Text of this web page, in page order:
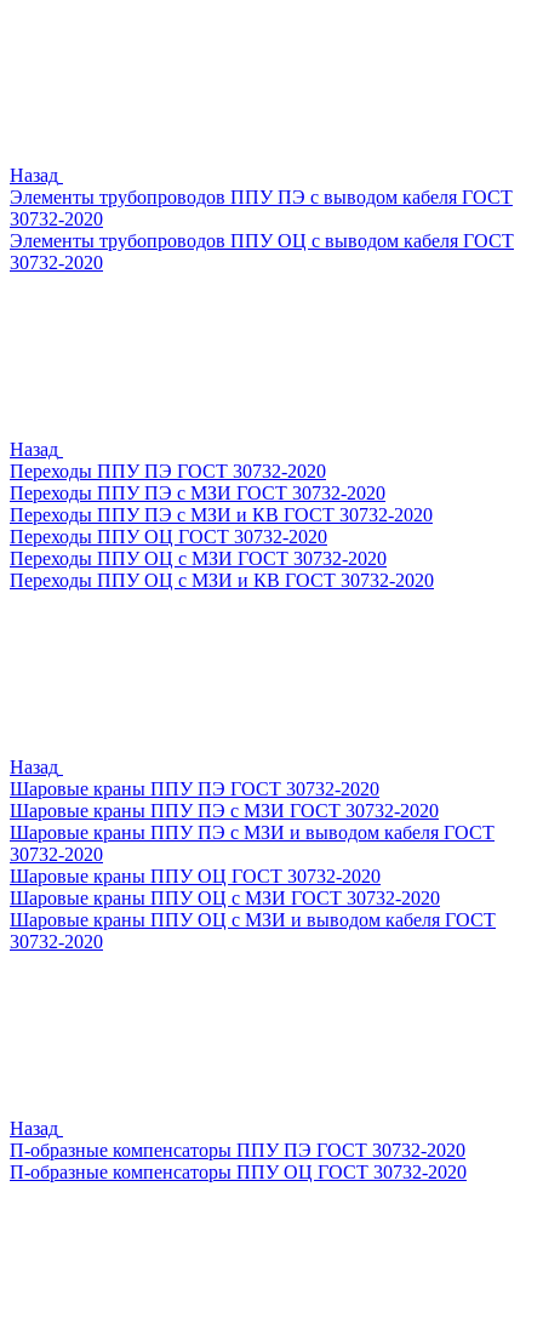
Назад
Элементы трубопроводов ППУ ПЭ с выводом кабеля ГОСТ
30732-2020
Элементы трубопроводов ППУ ОЦ с выводом кабеля ГОСТ
30732-2020
Назад
Переходы ППУ ПЭ ГОСТ 30732-2020
Переходы ППУ ПЭ с МЗИ ГОСТ 30732-2020
Переходы ППУ ПЭ с МЗИ и КВ ГОСТ 30732-2020
Переходы ППУ ОЦ ГОСТ 30732-2020
Переходы ППУ ОЦ с МЗИ ГОСТ 30732-2020
Переходы ППУ ОЦ с МЗИ и КВ ГОСТ 30732-2020
Назад
Шаровые краны ППУ ПЭ ГОСТ 30732-2020
Шаровые краны ППУ ПЭ с МЗИ ГОСТ 30732-2020
Шаровые краны ППУ ПЭ с МЗИ и выводом кабеля ГОСТ
30732-2020
Шаровые краны ППУ ОЦ ГОСТ 30732-2020
Шаровые краны ППУ ОЦ с МЗИ ГОСТ 30732-2020
Шаровые краны ППУ ОЦ с МЗИ и выводом кабеля ГОСТ
30732-2020
Назад
П-образные компенсаторы ППУ ПЭ ГОСТ 30732-2020
П-образные компенсаторы ППУ ОЦ ГОСТ 30732-2020